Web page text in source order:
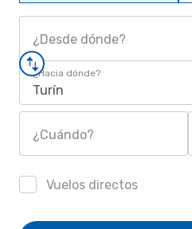
¿Desde dónde?
¿Hacia dónde?
Turín
¿Cuándo?
Vuelos directos